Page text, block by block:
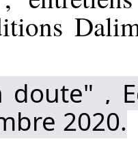
doute" ,
2020.